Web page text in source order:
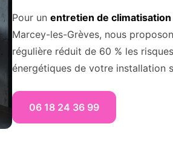
Pour unentretien de climatisation
Marcey-les-Grèves, nous
régulière réduit de 60 % les
énergétiques de votre installation
06 18 24 36 99